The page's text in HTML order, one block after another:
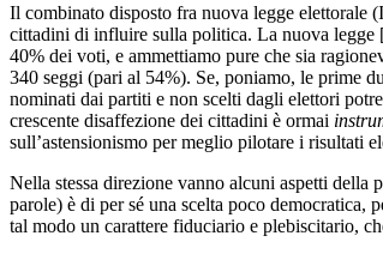
Il combinato disposto fra nuova legge elettorale
cittadini di influire sulla politica. La nuova legge
40% dei voti, e ammettiamo pure che sia
340 seggi (pari al 54%). Se, poniamo, le prime
nominati dai partiti e non scelti dagli elettori
crescente disaffezione dei cittadini è ormai
sull’astensionismo per meglio pilotare i risultati
Nella stessa direzione vanno alcuni aspetti della
parole) è di per sé una scelta poco democratica,
tal modo un carattere fiduciario e plebiscitario,